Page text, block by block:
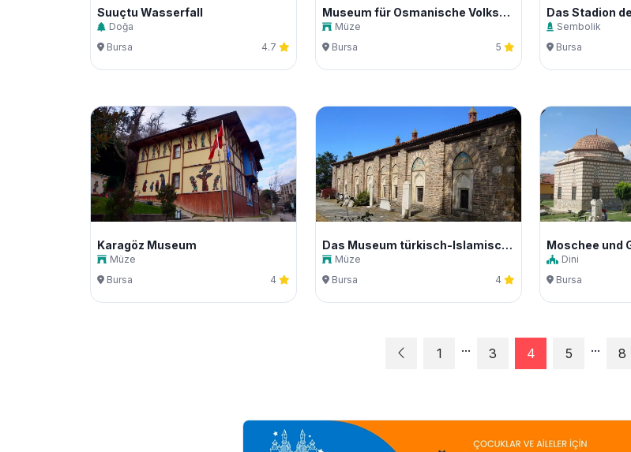
Suuçtu Wasserfall
Doğa
Bursa
4.7
Museum für Osmanische Volkskleidung- und Schmuck
Müze
Bursa
5
Sembolik
Bursa
Karagöz Museum
Müze
Bursa
4
Das Museum türkisch-Islamischer Werke (Yesil Medresse)
Müze
Bursa
4
Dini
Bursa
1 ... 3 4 5 ... 8